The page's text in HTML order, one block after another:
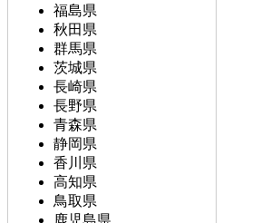
福島県
秋田県
群馬県
茨城県
長崎県
長野県
青森県
静岡県
香川県
高知県
鳥取県
鹿児島県